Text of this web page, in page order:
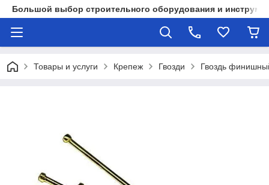
Большой выбор строительного оборудования и
Товары и услуги Крепеж Гвозди Гвоздь